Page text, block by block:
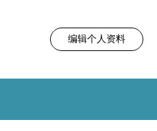
编辑个人资料